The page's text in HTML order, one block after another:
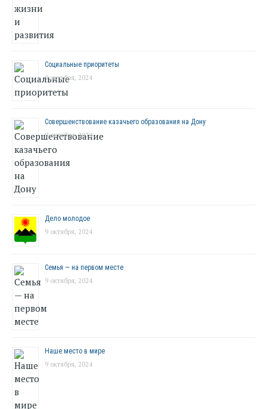
Социальные приоритеты
9 октября, 2024
Совершенствование казачьего образования на Дону
9 октября, 2024
Дело молодое
9 октября, 2024
Семья — на первом месте
9 октября, 2024
Наше место в мире
9 октября, 2024